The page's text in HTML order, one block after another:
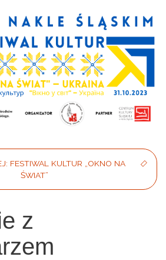
FESTIWAL KULTUR „OKNO NA
ŚWIAT”
z